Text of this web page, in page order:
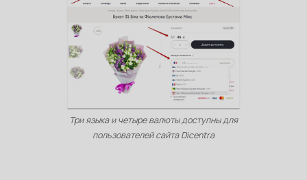
Три языка и четыре валюты доступны для
пользователей сайта Dicentra